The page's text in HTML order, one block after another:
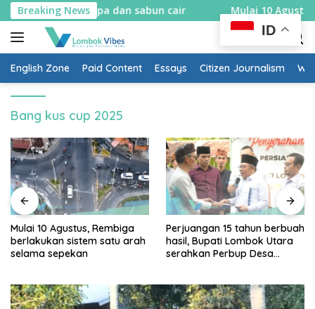
Skip
to
content
Breaking News
sabut kelapa dan sabun cair Mulai 10 Agustus,
English Zone Paid Content Essays Citizen Journalism
Bang kus cup 2025
Mulai 10 Agustus, Rembiga
berlakukan sistem satu arah
selama sepekan
Perjuangan 15 tahun berbuah
hasil, Bupati Lombok Utara
serahkan Perbup Desa
ID